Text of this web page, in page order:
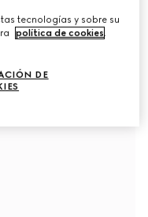
tecnologías y sobre su
política de cookies.
DE